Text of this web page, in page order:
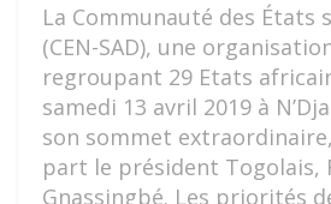
La Communauté des États
(CEN-SAD), une
regroupant 29 Etats
samedi 13 avril 2019 à
son sommet
part le président Togolais,
Gnassingbé. Les priorités